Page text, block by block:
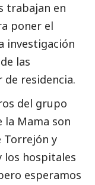
trabajan en
poner el
investigación
las
de residencia.
del grupo
la Mama son
Torrejón y
los hospitales
esperamos